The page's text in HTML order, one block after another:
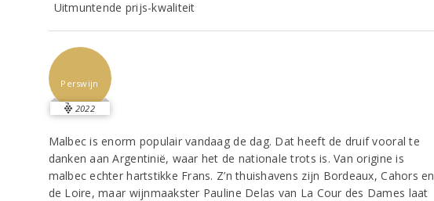
Uitmuntende prijs-kwaliteit
Perswijn
2022
Malbec is enorm populair vandaag de dag. Dat heeft de druif vooral te
danken aan Argentinië, waar het de nationale trots is. Van origine is
malbec echter hartstikke Frans. Z’n thuishavens zijn Bordeaux, Cahors en
de Loire, maar wijnmaakster Pauline Delas van La Cour des Dames laat